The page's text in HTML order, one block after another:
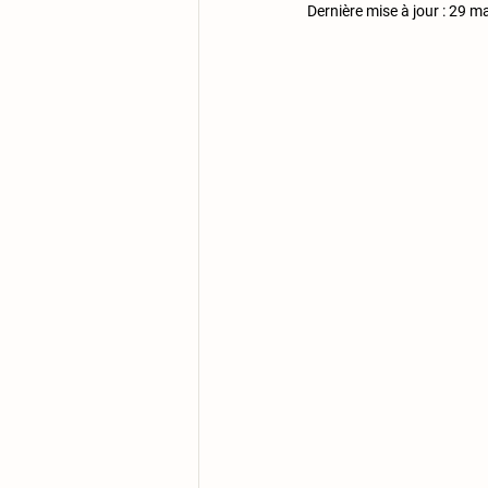
Dernière mise à jour :29